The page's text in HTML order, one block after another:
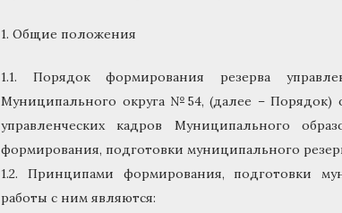
1. Общие положения
1.1. Порядок формирования резерва
Муниципального округа №54, (далее – Порядок)
управленческих кадров Муниципального
формирования, подготовки муниципального
1.2. Принципами формирования, подготовки
работы с ним являются: